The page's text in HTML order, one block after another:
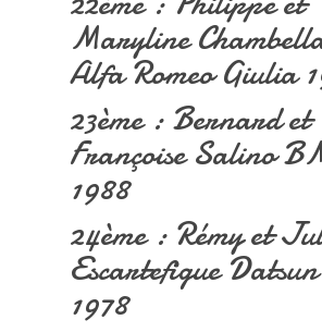
Maryline
Alfa Romeo Giulia
23ème : Bernard et
Françoise Salino
1988
24ème : Rémy et
Escartefigue
1978